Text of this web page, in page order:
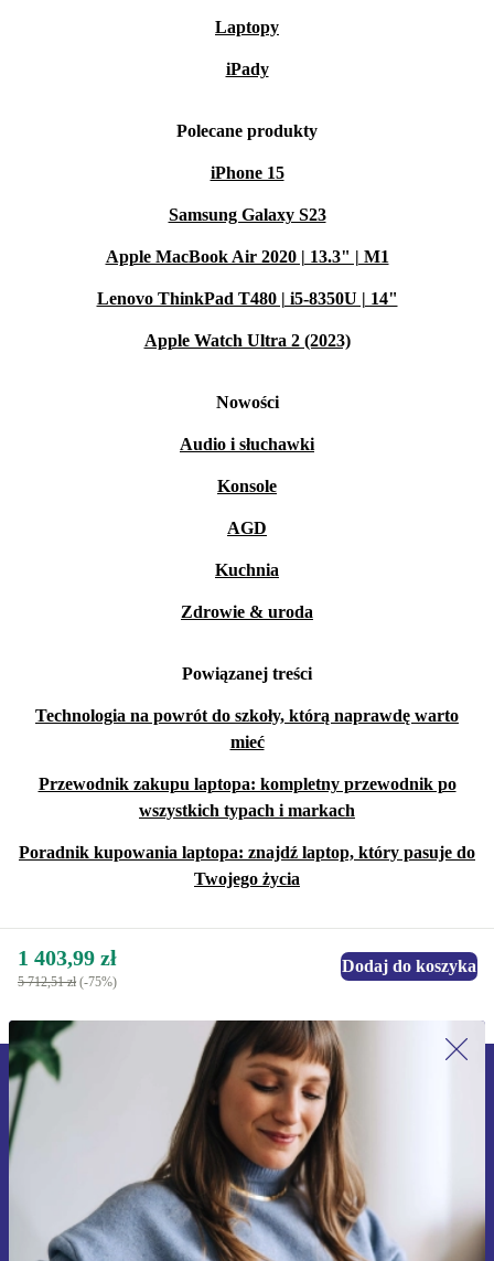
Laptopy
iPady
Polecane produkty
iPhone 15
Samsung Galaxy S23
Apple MacBook Air 2020 | 13.3" | M1
Lenovo ThinkPad T480 | i5-8350U | 14"
Apple Watch Ultra 2 (2023)
Nowości
Audio i słuchawki
Konsole
AGD
Kuchnia
Zdrowie & uroda
Powiązanej treści
Technologia na powrót do szkoły, którą naprawdę warto
mieć
Przewodnik zakupu laptopa: kompletny przewodnik po
wszystkich typach i markach
Poradnik kupowania laptopa: znajdź laptop, który pasuje do
Twojego życia
1 403,99 zł
5 712,51 zł (-75%)
Dodaj do koszyka
Zapisz się na nasz newsletter!
Nie przegap żadnej oferty.